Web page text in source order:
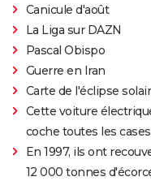
Canicule d'août
La Liga sur DAZN
Pascal Obispo
Guerre en Iran
Carte de l'éclipse
Cette voiture
coche toutes les
En 1997, ils ont
12 000 tonnes